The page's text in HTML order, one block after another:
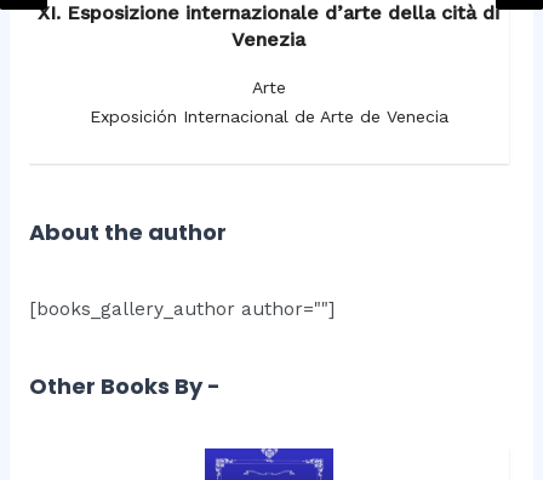
XI. Esposizione internazionale d’arte della cità di
Venezia
Arte
Exposición Internacional de Arte de Venecia
About the author
[books_gallery_author author=""]
Other Books By -